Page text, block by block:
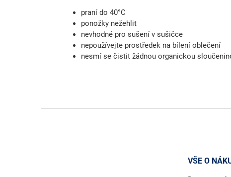
praní do 40°C
ponožky nežehlit
nevhodné pro sušení v sušičce
nepoužívejte prostředek na bílení oblečení
nesmí se čistit žádnou organickou
VŠE O